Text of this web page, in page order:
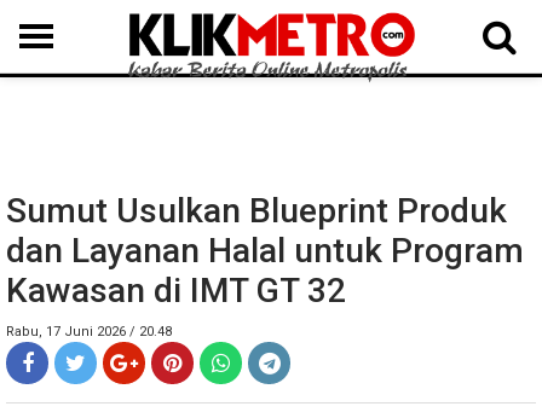
MEDAN LANGKAT DAIRI SAMOSIR TAPUT BATUBARA DELISERDANG
Sumut Usulkan Blueprint Produk
dan Layanan Halal untuk Program
Kawasan di IMT GT 32
Rabu, 17 Juni 2026 / 20.48